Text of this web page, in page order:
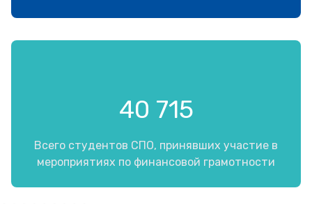
40 715
Всего студентов СПО, принявших участие в
мероприятиях по финансовой грамотности